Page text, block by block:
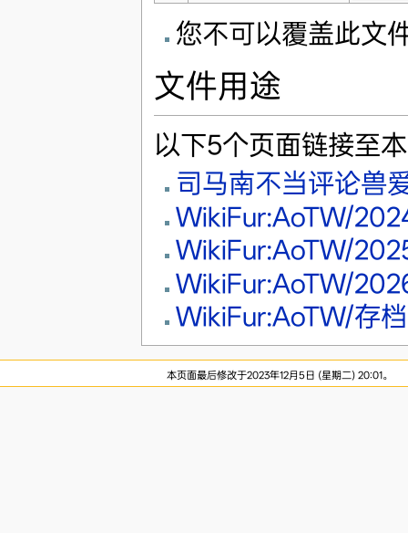
您不可以覆盖此文
文件用途
以下5个页面链接至
司马南不当评论兽
WikiFur:AoTW/
WikiFur:AoTW/
WikiFur:AoTW/
WikiFur:AoTW/存档
本页面最后修改于2023年12月5日 (星期二) 20:01。